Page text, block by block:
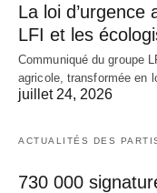
La loi d’urgence
LFI et les
Communiqué du groupe
agricole, transformée en
juillet 24, 2026
ACTUALITÉS DES
730 000